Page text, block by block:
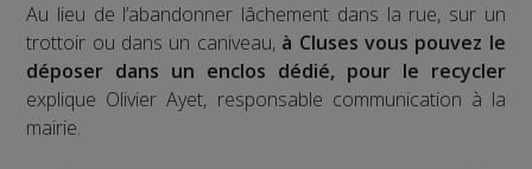
Au lieu de l’abandonner lâchement dans la rue, sur un
trottoir ou dans un caniveau, à Cluses vous pouvez le
déposer dans un enclos dédié, pour le recycler
explique Olivier Ayet, responsable communication à la
mairie.